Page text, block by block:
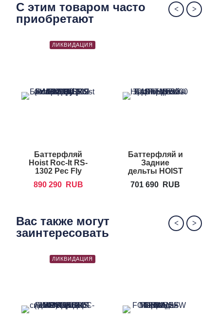
С этим товаром часто
приобретают
ЛИКВИДАЦИЯ
Баттерфляй
Hoist Roc-It RS-
1302 Pec Fly
890 290
RUB
Баттерфляй и
Задние
дельты HOIST
701 690 RUB
Вас также могут
заинтересовать
ЛИКВИДАЦИЯ